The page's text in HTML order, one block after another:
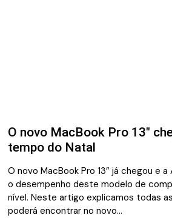
O novo MacBook Pro 13″
tempo do Natal
O novo MacBook Pro 13” já chegou e
o desempenho deste modelo de
nível. Neste artigo explicamos todas
poderá encontrar no novo…